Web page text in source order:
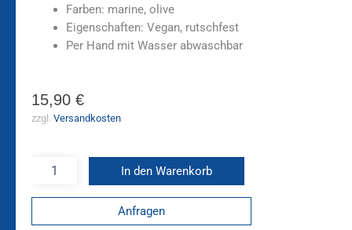
Farben: marine, olive
Eigenschaften: Vegan, rutschfest
Per Hand mit Wasser abwaschbar
15,90 €
zzgl. Versandkosten
In den Warenkorb
Anfragen